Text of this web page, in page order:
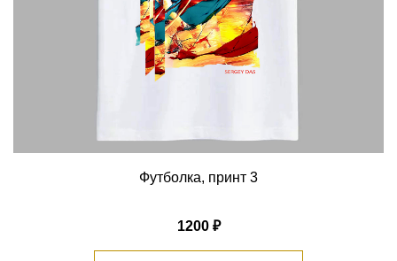
Футболка, принт 3
1200 ₽